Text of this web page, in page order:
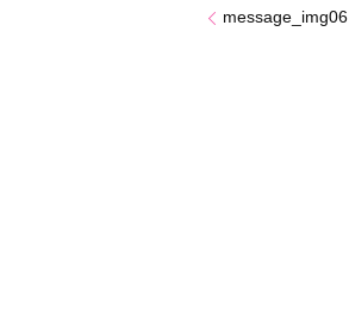
message_img06